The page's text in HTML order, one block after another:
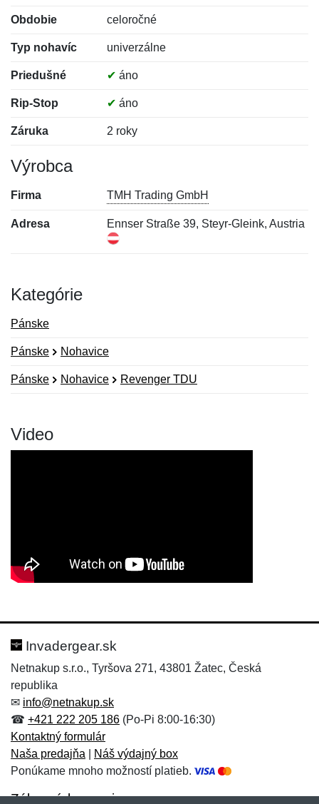
Obdobie celoročné
Typ nohavíc univerzálne
Priedušné ✔ áno
Rip-Stop ✔ áno
Záruka 2 roky
Výrobca
Firma TMH Trading GmbH
Adresa Ennser Straße 39, Steyr-Gleink, Austria
Kategórie
Pánske
Pánske Nohavice
Pánske Nohavice Revenger TDU
Video
Hodnotenie:
Meno:*
E-mail:
Meno:
E-mail:*
Správa*
Invadergear.sk
Netnakup s.r.o., Tyršova 271, 43801 Žatec, Česká
republika
✉ info@netnakup.sk
☎ +421 222 205 186 (Po-Pi 8:00-16:30)
Kontaktný formulár
Naša predajňa
Náš výdajný box
Ponúkame mnoho možností platieb.
Zákaznícky servis